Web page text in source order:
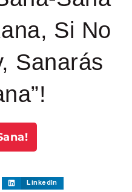
Si No
Sanarás
LinkedIn